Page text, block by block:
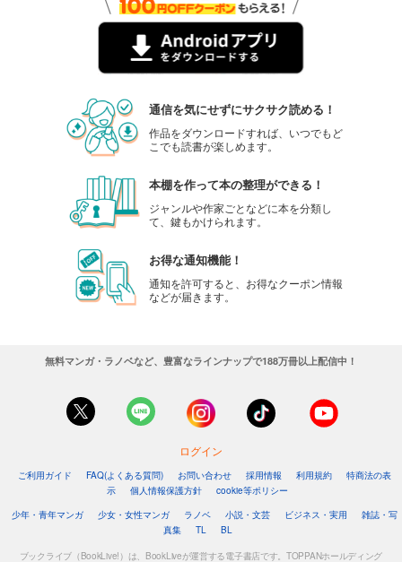
通信を気にせずにサクサク読める！
作品をダウンロードすれば、いつでもど
こでも読書が楽しめます。
本棚を作って本の整理ができる！
ジャンルや作家ごとなどに本を分類し
て、鍵もかけられます。
お得な通知機能！
通知を許可すると、お得なクーポン情報
などが届きます。
無料マンガ・ラノベなど、豊富なラインナップで188万冊以上配信中！
ログイン
ご利用ガイド FAQ(よくある質問) お問い合わせ 採用情報 利用規約
特商法の表
示
個人情報保護方針
cookie等ポリシー
少年・青年マンガ
少女・女性マンガ ラノベ 小説・文芸 ビジネス・実用
雑誌・写
真集
TL BL
ブックライブ（BookLive!）は、BookLiveが運営する電子書店です。TOPPANホールディング